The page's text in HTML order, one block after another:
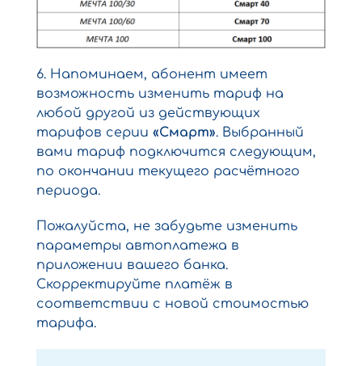
6. Напоминаем, абонент имеет
возможность изменить тариф на
любой другой из действующих
тарифов серии «Смарт». Выбранный
вами тариф подключится следующим,
по окончании текущего расчётного
периода.
Пожалуйста, не забудьте изменить
параметры автоплатежа в
приложении вашего банка.
Скорректируйте платёж в
соответствии с новой стоимостью
тарифа.